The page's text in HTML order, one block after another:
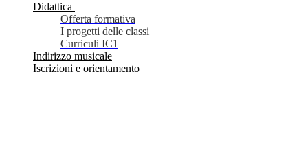
Didattica
Offerta formativa
I progetti delle classi
Curriculi IC1
Indirizzo musicale
Iscrizioni e orientamento